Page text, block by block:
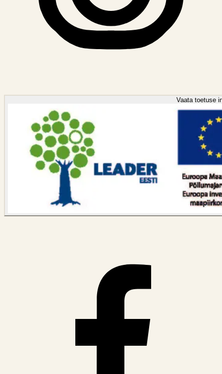
Vaata toetuse